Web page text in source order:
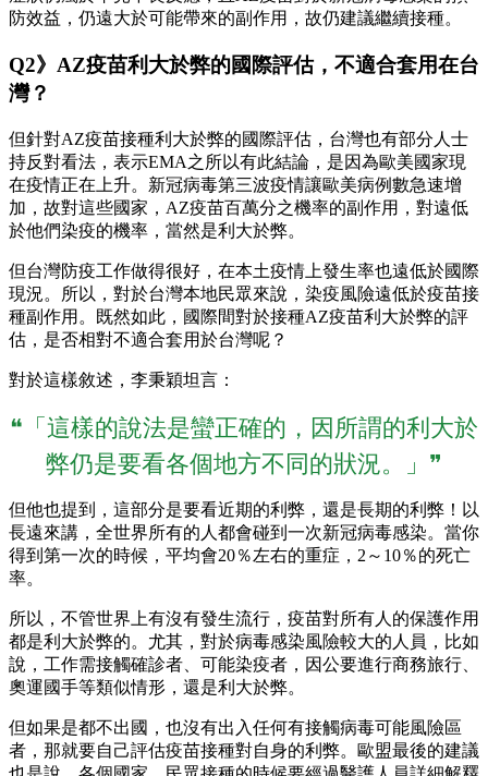
防效益，仍遠大於可能帶來的副作用，故仍建議繼續接種。
Q2》AZ疫苗利大於弊的國際評估，不適合套用在台
灣？
但針對AZ疫苗接種利大於弊的國際評估，台灣也有部分人士
持反對看法，表示EMA之所以有此結論，是因為歐美國家現
在疫情正在上升。新冠病毒第三波疫情讓歐美病例數急速增
加，故對這些國家，AZ疫苗百萬分之機率的副作用，對遠低
於他們染疫的機率，當然是利大於弊。
但台灣防疫工作做得很好，在本土疫情上發生率也遠低於國際
現況。所以，對於台灣本地民眾來說，染疫風險遠低於疫苗接
種副作用。既然如此，國際間對於接種AZ疫苗利大於弊的評
估，是否相對不適合套用於台灣呢？
對於這樣敘述，李秉穎坦言：
❝「這樣的說法是蠻正確的，因所謂的利大於
弊仍是要看各個地方不同的狀況。」❞
但他也提到，這部分是要看近期的利弊，還是長期的利弊！以
長遠來講，全世界所有的人都會碰到一次新冠病毒感染。當你
得到第一次的時候，平均會20％左右的重症，2～10％的死亡
率。
所以，不管世界上有沒有發生流行，疫苗對所有人的保護作用
都是利大於弊的。尤其，對於病毒感染風險較大的人員，比如
說，工作需接觸確診者、可能染疫者，因公要進行商務旅行、
奧運國手等類似情形，還是利大於弊。
但如果是都不出國，也沒有出入任何有接觸病毒可能風險區
者，那就要自己評估疫苗接種對自身的利弊。歐盟最後的建議